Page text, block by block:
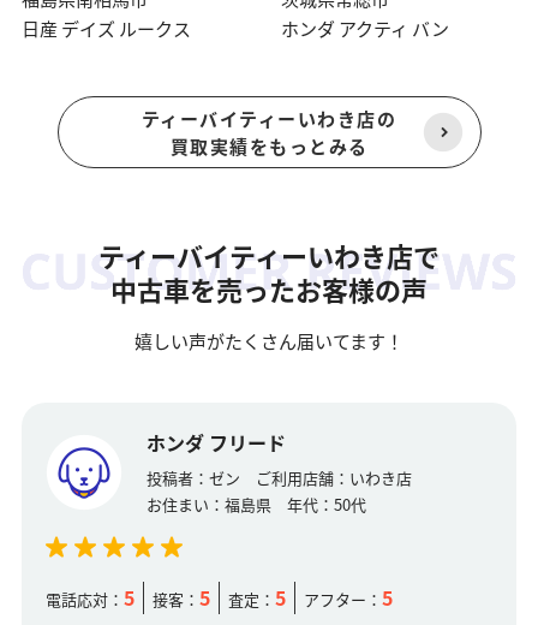
日産 デイズ ルークス
ホンダ アクティ バン
ティーバイティーいわき店の
買取実績をもっとみる
ティーバイティーいわき店で
中古車を売ったお客様の声
嬉しい声がたくさん届いてます！
ホンダ フリード
投稿者： ゼン ご利用店舗： いわき店
お住まい： 福島県 年代： 50代
電話応対： 5 接客： 5 査定： 5 アフター： 5